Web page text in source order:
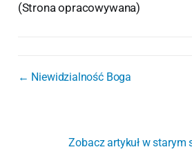
(Strona opracowywana)
← Niewidzialność Boga
Zobacz artykuł w starym